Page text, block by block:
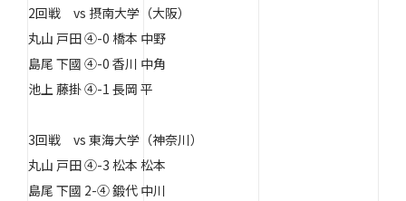
2回戦 vs 摂南大学（大阪）
丸山 戸田 ④-0 橋本 中野
島尾 下國 ④-0 香川 中角
池上 藤掛 ④-1 長岡 平
3回戦 vs 東海大学（神奈川）
丸山 戸田 ④-3 松本 松本
島尾 下國 2-④ 鍛代 中川